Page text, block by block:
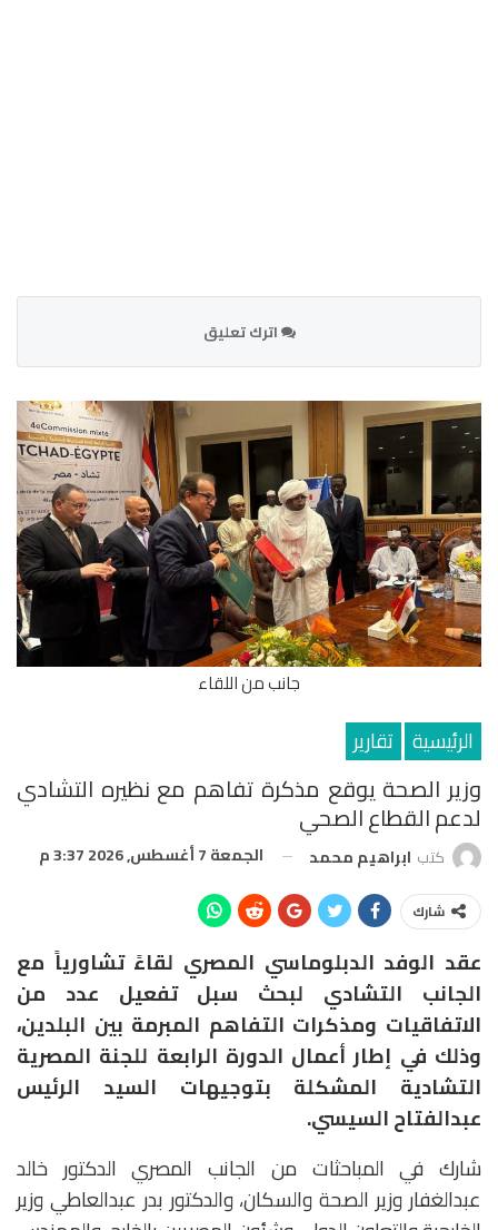
اترك تعليق
جانب من اللقاء
الرئيسية تقارير
وزير الصحة يوقع مذكرة تفاهم مع نظيره التشادي
لدعم القطاع الصحي
كتب ابراهيم محمد الجمعة 7 أغسطس, 2026 3:37 م
شارك
عقد الوفد الدبلوماسي المصري لقاءً تشاورياً مع
الجانب التشادي لبحث سبل تفعيل عدد من
الاتفاقيات ومذكرات التفاهم المبرمة بين البلدين،
وذلك في إطار أعمال الدورة الرابعة للجنة المصرية
التشادية المشكلة بتوجيهات السيد الرئيس
عبدالفتاح السيسي.
شارك في المباحثات من الجانب المصري الدكتور خالد
عبدالغفار وزير الصحة والسكان، والدكتور بدر عبدالعاطي وزير